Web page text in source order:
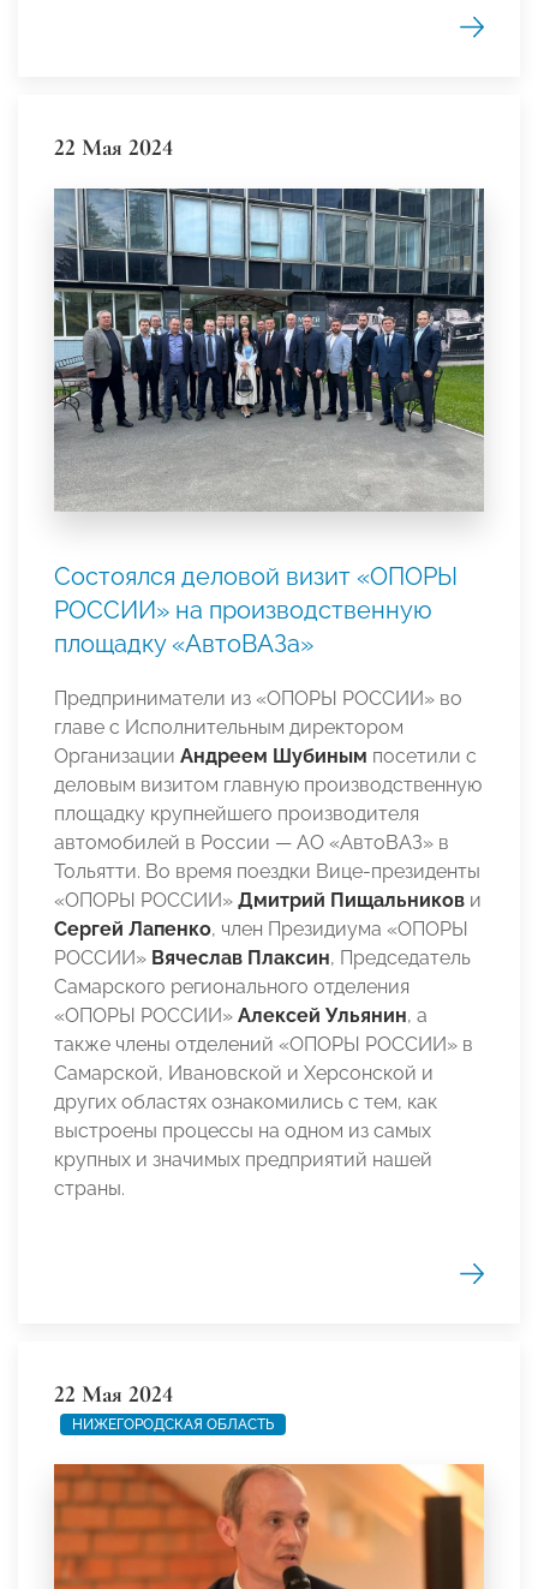
22 Мая 2024
Состоялся деловой визит «ОПОРЫ
РОССИИ» на производственную
площадку «АвтоВАЗа»
Предприниматели из «ОПОРЫ РОССИИ» во
главе с Исполнительным директором
Организации Андреем Шубиным посетили с
деловым визитом главную производственную
площадку крупнейшего производителя
автомобилей в России — АО «АвтоВАЗ» в
Тольятти. Во время поездки Вице-президенты
«ОПОРЫ РОССИИ» Дмитрий Пищальников и
Сергей Лапенко, член Президиума «ОПОРЫ
РОССИИ» Вячеслав Плаксин, Председатель
Самарского регионального отделения
«ОПОРЫ РОССИИ» Алексей Ульянин, а
также члены отделений «ОПОРЫ РОССИИ» в
Самарской, Ивановской и Херсонской и
других областях ознакомились с тем, как
выстроены процессы на одном из самых
крупных и значимых предприятий нашей
страны.
22 Мая 2024
НИЖЕГОРОДСКАЯ ОБЛАСТЬ